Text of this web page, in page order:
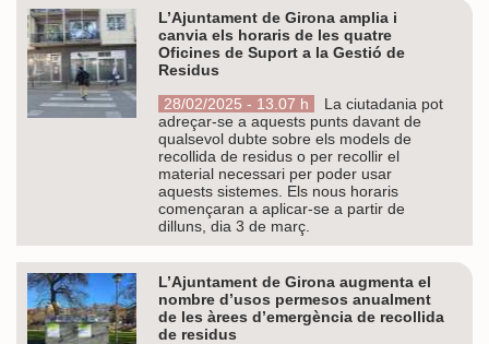
L’Ajuntament de Girona amplia i
canvia els horaris de les quatre
Oficines de Suport a la Gestió de
Residus
28/02/2025 - 13.07 h
La ciutadania pot
adreçar-se a aquests punts davant de
qualsevol dubte sobre els models de
recollida de residus o per recollir el
material necessari per poder usar
aquests sistemes. Els nous horaris
començaran a aplicar-se a partir de
dilluns, dia 3 de març.
L’Ajuntament de Girona augmenta el
nombre d’usos permesos anualment
de les àrees d’emergència de recollida
de residus